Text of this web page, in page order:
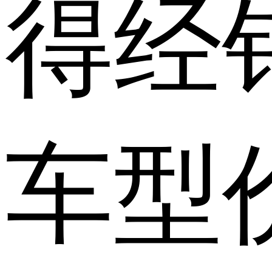
得经
车型